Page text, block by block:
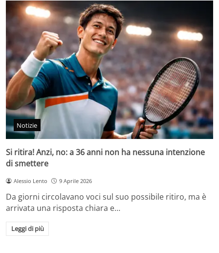
Notizie
Si ritira! Anzi, no: a 36 anni non ha nessuna intenzione
di smettere
Alessio Lento 9 Aprile 2026
Da giorni circolavano voci sul suo possibile ritiro, ma è
arrivata una risposta chiara e…
Leggi di più